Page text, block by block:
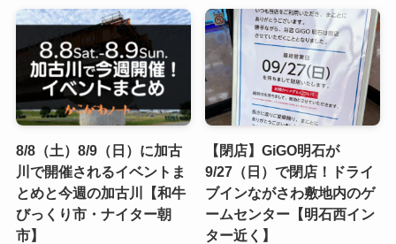
8/8（土）8/9（日）に加古
川で開催されるイベントま
とめと今週の加古川【和牛
びっくり市・ナイター朝
市】
【閉店】GiGO明石が
9/27（日）で閉店！ドライ
ブインながさわ敷地内のゲ
ームセンター【明石西イン
ター近く】